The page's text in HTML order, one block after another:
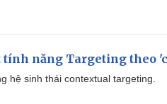
năng Targeting theo
hệ sinh thái contextual targeting.